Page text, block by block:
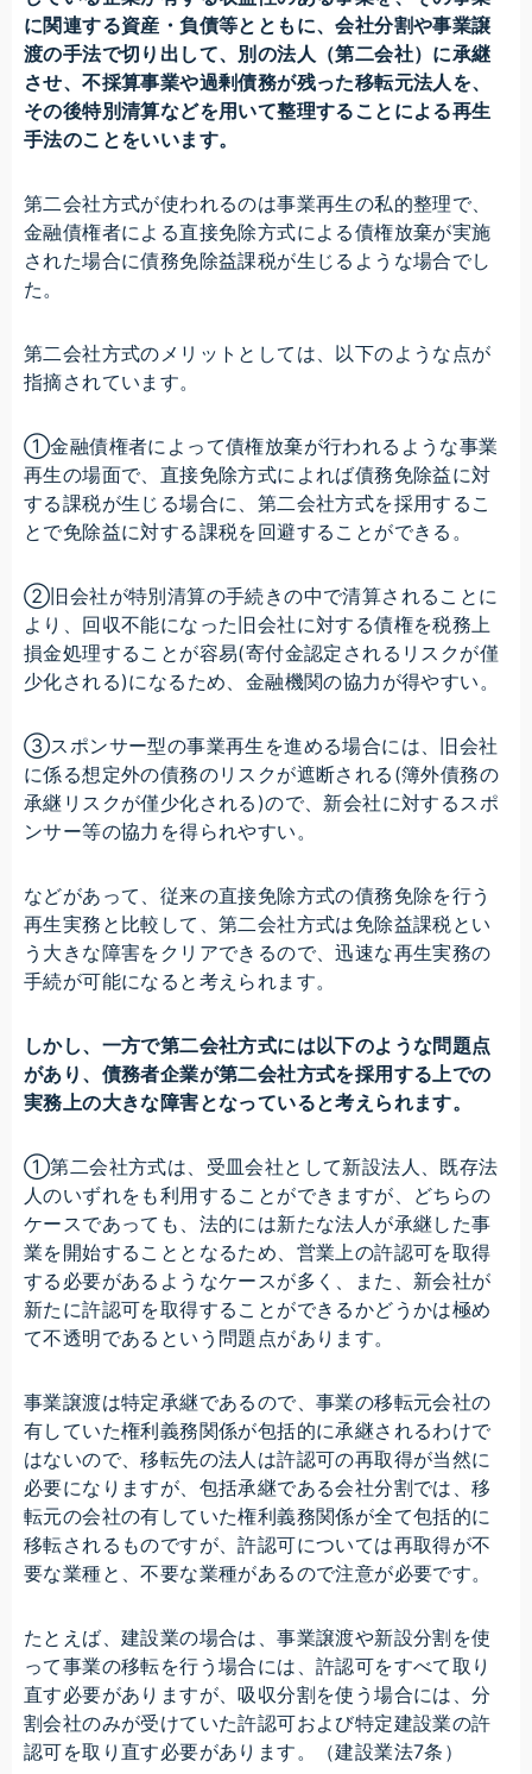
に関連する資産・負債等とともに、会社分割や事業譲
渡の手法で切り出して、別の法人（第二会社）に承継
させ、不採算事業や過剰債務が残った移転元法人を、
その後特別清算などを用いて整理することによる再生
手法のことをいいます。
第二会社方式が使われるのは事業再生の私的整理で、
金融債権者による直接免除方式による債権放棄が実施
された場合に債務免除益課税が生じるような場合でし
た。
第二会社方式のメリットとしては、以下のような点が
指摘されています。
①金融債権者によって債権放棄が行われるような事業
再生の場面で、直接免除方式によれば債務免除益に対
する課税が生じる場合に、第二会社方式を採用するこ
とで免除益に対する課税を回避することができる。
②旧会社が特別清算の手続きの中で清算されることに
より、回収不能になった旧会社に対する債権を税務上
損金処理することが容易(寄付金認定されるリスクが僅
少化される)になるため、金融機関の協力が得やすい。
③スポンサー型の事業再生を進める場合には、旧会社
に係る想定外の債務のリスクが遮断される(簿外債務の
承継リスクが僅少化される)ので、新会社に対するスポ
ンサー等の協力を得られやすい。
などがあって、従来の直接免除方式の債務免除を行う
再生実務と比較して、第二会社方式は免除益課税とい
う大きな障害をクリアできるので、迅速な再生実務の
手続が可能になると考えられます。
しかし、一方で第二会社方式には以下のような問題点
があり、債務者企業が第二会社方式を採用する上での
実務上の大きな障害となっていると考えられます。
①第二会社方式は、受皿会社として新設法人、既存法
人のいずれをも利用することができますが、どちらの
ケースであっても、法的には新たな法人が承継した事
業を開始することとなるため、営業上の許認可を取得
する必要があるようなケースが多く、また、新会社が
新たに許認可を取得することができるかどうかは極め
て不透明であるという問題点があります。
事業譲渡は特定承継であるので、事業の移転元会社の
有していた権利義務関係が包括的に承継されるわけで
はないので、移転先の法人は許認可の再取得が当然に
必要になりますが、包括承継である会社分割では、移
転元の会社の有していた権利義務関係が全て包括的に
移転されるものですが、許認可については再取得が不
要な業種と、不要な業種があるので注意が必要です。
たとえば、建設業の場合は、事業譲渡や新設分割を使
って事業の移転を行う場合には、許認可をすべて取り
直す必要がありますが、吸収分割を使う場合には、分
割会社のみが受けていた許認可および特定建設業の許
認可を取り直す必要があります。（建設業法7条）